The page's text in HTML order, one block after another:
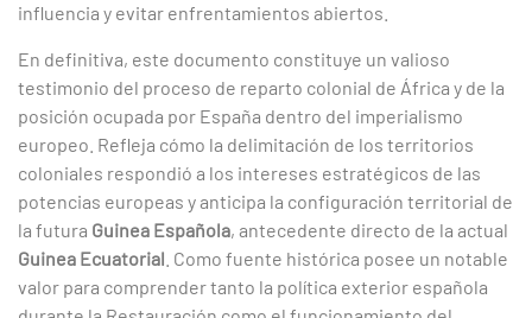
influencia y evitar enfrentamientos abiertos.
En definitiva, este documento constituye un valioso
testimonio del proceso de reparto colonial de África y de la
posición ocupada por España dentro del imperialismo
europeo. Refleja cómo la delimitación de los territorios
coloniales respondió a los intereses estratégicos de las
potencias europeas y anticipa la configuración territorial de
la futura Guinea Española, antecedente directo de la actual
Guinea Ecuatorial . Como fuente histórica posee un notable
valor para comprender tanto la política exterior española